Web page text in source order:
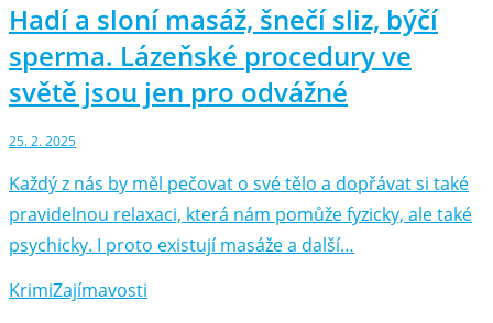
Hadí a sloní masáž, šnečí sliz, býčí
sperma. Lázeňské procedury ve
světě jsou jen pro odvážné
25. 2. 2025
Každý z nás by měl pečovat o své tělo a dopřávat si také
pravidelnou relaxaci, která nám pomůže fyzicky, ale také
psychicky. I proto existují masáže a další…
KrimiZajímavosti